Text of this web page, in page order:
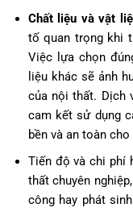
Chất liệu và vật
tố quan trọng khi
Việc lựa chọn
liệu khác sẽ ảnh
của nội thất. Dịch
cam kết sử dụng
bền và an toàn
Tiến độ và chi phí
thất chuyên
công hay phát